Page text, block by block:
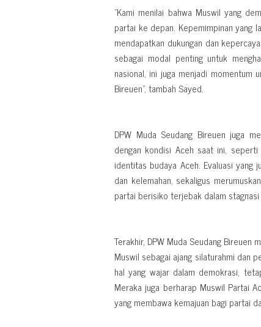
"Kami menilai bahwa Muswil yang
partai ke depan. Kepemimpinan yang
mendapatkan dukungan dan
sebagai modal penting untuk
nasional, ini juga menjadi momentum
Bireuen", tambah Sayed.
DPW Muda Seudang Bireuen juga
dengan kondisi Aceh saat ini, seperti
identitas budaya Aceh. Evaluasi
dan kelemahan, sekaligus
partai berisiko terjebak dalam
Terakhir, DPW Muda Seudang Bireuen
Muswil sebagai ajang silaturahmi dan
hal yang wajar dalam demokrasi,
Meraka juga berharap Muswil Partai
yang membawa kemajuan bagi partai